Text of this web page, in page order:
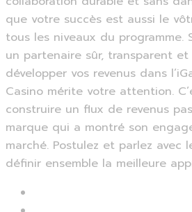
que votre succès est aussi le
tous les niveaux du programme.
un partenaire sûr, transparent
développer vos revenus dans
Casino mérite votre attention.
construire un flux de revenus
marque qui a montré son
marché. Postulez et parlez avec
définir ensemble la meilleure